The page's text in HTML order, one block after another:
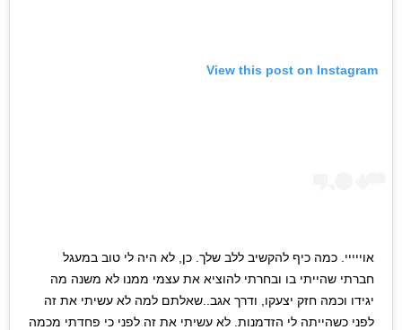
View this post on Instagram
אוייייי. כמה כיף להקשיב ללב שלך. כן, לא היה לי טוב במעגל
חברתי שהייתי בו ובחרתי להוציא את עצמי ממנו לא משנה מה
יגידו וכמה חזק יצעקו, ודרך אגב..שאלתם למה לא עשיתי את זה
לפני כשהייתה לי הזדמנות. לא עשיתי את זה לפני כי פחדתי מכמה